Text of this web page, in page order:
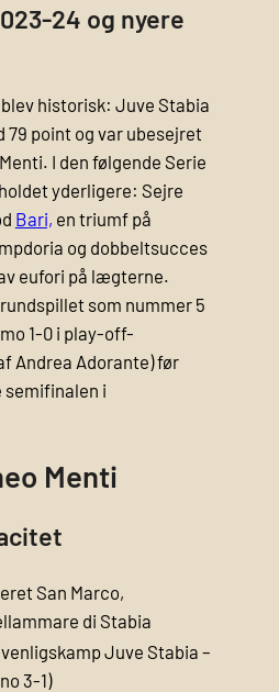
24 og nyere
historisk: Juve Stabia
79 point og var ubesejret
I den følgende Serie
yderligere: Sejre
Bari, en triumf på
og dobbeltsucces
eufori på lægterne.
som nummer 5
1-0 i play-off-
Andrea Adorante) før
semifinalen i
Menti
San Marco,
di Stabia
Juve Stabia –
3-1)